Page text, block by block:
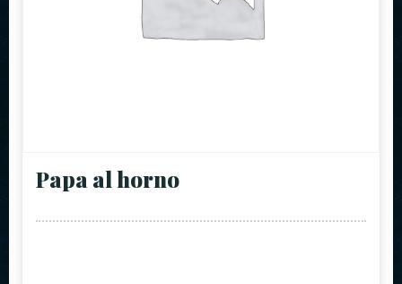
Papa al horno